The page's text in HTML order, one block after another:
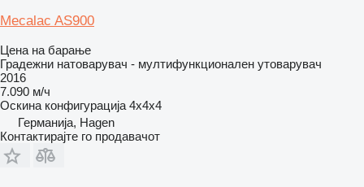
Mecalac AS900
Цена на барање
Градежни натоварувач - мултифункционален утоварувач
2016
7.090 м/ч
Оскина конфигурација 4x4x4
Германија, Hagen
Контактирајте го продавачот